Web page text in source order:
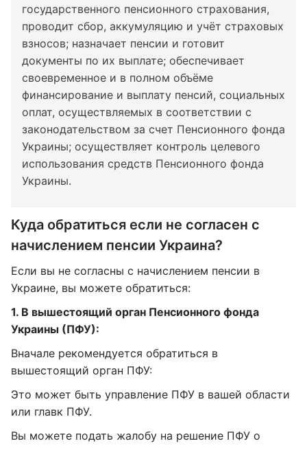
государственного пенсионного страхования,
проводит сбор, аккумуляцию и учёт страховых
взносов; назначает пенсии и готовит
документы по их выплате; обеспечивает
своевременное и в полном объёме
финансирование и выплату пенсий, социальных
оплат, осуществляемых в соответствии с
законодательством за счет Пенсионного фонда
Украины; осуществляет контроль целевого
использования средств Пенсионного фонда
Украины.
Куда обратиться если не согласен с
начислением пенсии Украина?
Если вы не согласны с начислением пенсии в
Украине, вы можете обратиться:
1. В вышестоящий орган Пенсионного фонда
Украины (ПФУ):
Вначале рекомендуется обратиться в
вышестоящий орган ПФУ:
Это может быть управление ПФУ в вашей области
или главк ПФУ.
Вы можете подать жалобу на решение ПФУ о